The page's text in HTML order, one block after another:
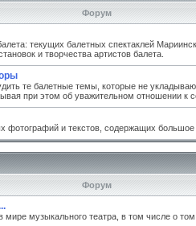
Форум
текущих балетных спектаклей
и творчества артистов балета.
те балетные темы, которые не
при этом об уважительном отношении к
фотографий и текстов, содержащих
Форум
мире музыкального театра, в том числе о